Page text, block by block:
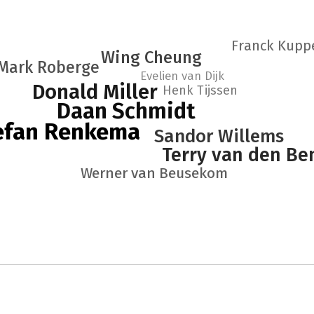
Renkema
Daan Schmidt
Donald Miller
Terry van den
Sandor Willems
Wing Cheung
Roberge
Werner van Beusekom
Franck
Henk Tijssen
Evelien van Dijk